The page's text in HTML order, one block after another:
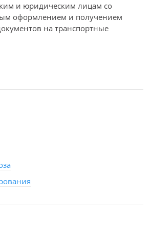
и юридическим лицам со
оформлением и получением
на транспортные